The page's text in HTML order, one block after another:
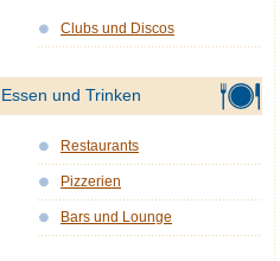
Clubs und Discos
Essen und Trinken
Restaurants
Pizzerien
Bars und Lounge